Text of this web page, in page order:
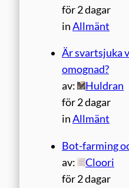
för 2 dagar
inAllmänt
Är svartsjuka
omognad?
av:
Huldran
för 2 dagar
inAllmänt
Bot-farming
av:
Cloori
för 2 dagar